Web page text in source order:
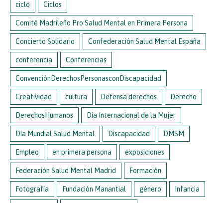
ciclo Ciclos
Comité Madrileño Pro Salud Mental en Primera Persona
Concierto Solidario Confederación Salud Mental España
conferencia Conferencias
ConvenciónDerechosPersonasconDiscapacidad
Creatividad cultura Defensa derechos Derecho
DerechosHumanos Día Internacional de la Mujer
Día Mundial Salud Mental Discapacidad DMSM
Empleo en primera persona exposiciones
Federación Salud Mental Madrid Formación
Fotografía Fundación Manantial género Infancia